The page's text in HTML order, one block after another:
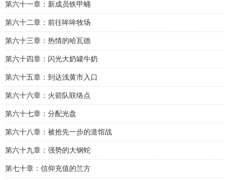
第六十一章：新成员铁甲蛹
第六十二章：前往哞哞牧场
第六十三章：热情的哈瓦德
第六十四章：闪光大奶罐牛奶
第六十五章：到达浅黄市入口
第六十六章：火箭队联络点
第六十七章：分配光盘
第六十八章：被抢先一步的道馆战
第六十九章：强势的大钢蛇
第七十章：信仰充值的兰方